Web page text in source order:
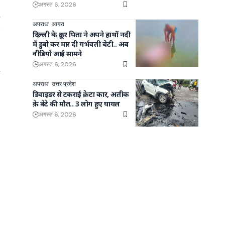
अगस्त 6, 2026
अपराध आगरा
दिल्ली के क्रूर पिता ने अपने हाथों नदी
में डुबो कर मार दी गर्भवती बेटी.. अब
वीडियो आई सामने
अगस्त 6, 2026
अपराध उत्तर प्रदेश
डिवाइडर से टकराई क्रेटा कार, अतीक
क़े बेटे की मौत.. 3 लोग हुए घायल
अगस्त 6, 2026